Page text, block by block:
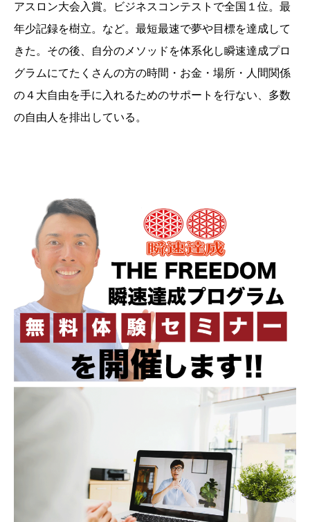
アスロン大会入賞。ビジネスコンテストで全国１位。最
年少記録を樹立。など。最短最速で夢や目標を達成して
きた。その後、自分のメソッドを体系化し瞬速達成プロ
グラムにてたくさんの方の時間・お金・場所・人間関係
の４大自由を手に入れるためのサポートを行ない、多数
の自由人を排出している。